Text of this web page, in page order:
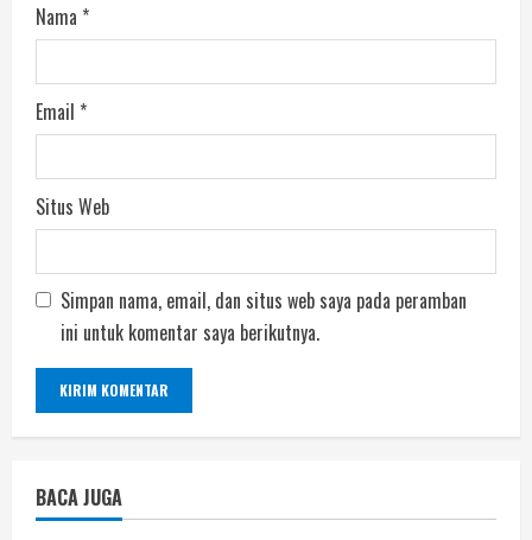
Nama *
Email *
Situs Web
Simpan nama, email, dan situs web saya pada peramban
ini untuk komentar saya berikutnya.
BACA JUGA